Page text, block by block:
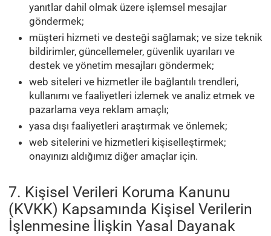
yanıtlar dahil olmak üzere işlemsel mesajlar
göndermek;
müşteri hizmeti ve desteği sağlamak; ve size teknik
bildirimler, güncellemeler, güvenlik uyarıları ve
destek ve yönetim mesajları göndermek;
web siteleri ve hizmetler ile bağlantılı trendleri,
kullanımı ve faaliyetleri izlemek ve analiz etmek ve
pazarlama veya reklam amaçlı;
yasa dışı faaliyetleri araştırmak ve önlemek;
web sitelerini ve hizmetleri kişiselleştirmek;
onayınızı aldığımız diğer amaçlar için.
7. Kişisel Verileri Koruma Kanunu
(KVKK) Kapsamında Kişisel Verilerin
İşlenmesine İlişkin Yasal Dayanak